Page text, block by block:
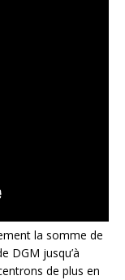
la somme de
DGM jusqu’à
de plus en